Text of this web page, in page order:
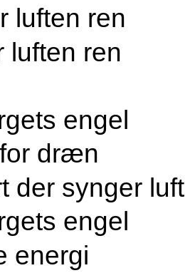
luften ren
luften ren
engel
dræn
der synger
engel
energi